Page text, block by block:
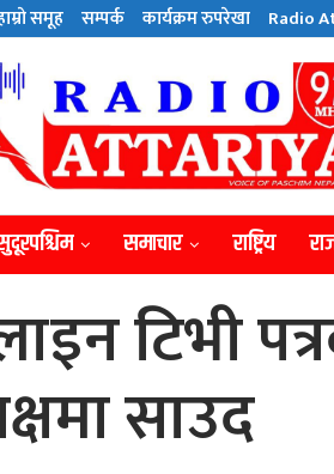
समूह सम्पर्क कार्यक्रम रुपरेखा Radio
समाचार राष्ट्रिय
टिभी
साउद